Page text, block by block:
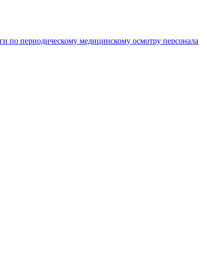
по периодическому медицинскому осмотру персонала